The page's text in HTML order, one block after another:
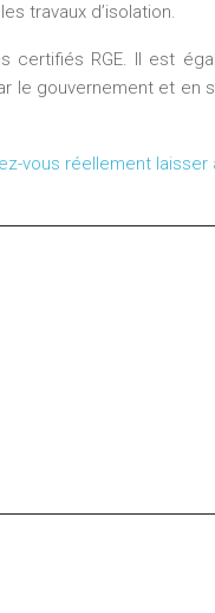
travaux d’isolation.
certifiés RGE. Il est
le gouvernement et en
vous réellement laisser